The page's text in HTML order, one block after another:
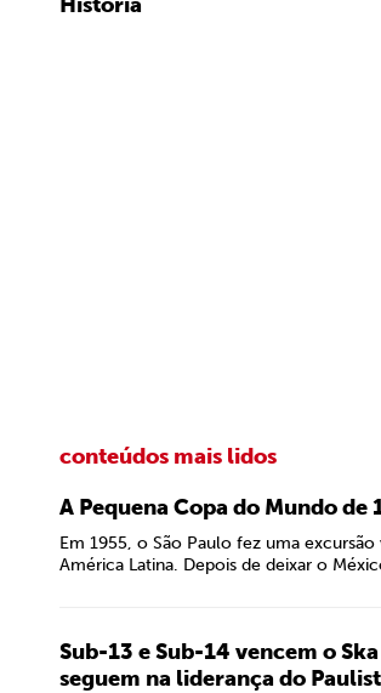
conteúdos mais lidos
A Pequena Copa do Mundo de
Em 1955, o São Paulo fez uma
América Latina. Depois de deixar o
Sub-13 e Sub-14 vencem o
seguem na liderança do